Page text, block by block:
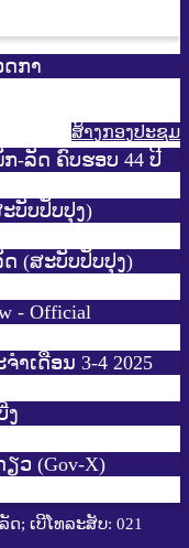
ກາ
ສ້າງກອງປະຊູມ
-ລັດ ຄົບຮອບ 44 ປີ
ບັບປັບປຸງ)
(ສະບັບປັບປຸງ)
- Official
ເດືອນ 3-4 2025
ງ
ວ (Gov-X)
; ເບີໂທລະສັບ: 021